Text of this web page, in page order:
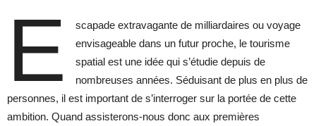
E
scapade extravagante de milliardaires ou voyage
envisageable dans un futur proche, le tourisme
spatial est une idée qui s’étudie depuis de
nombreuses années. Séduisant de plus en plus de
personnes, il est important de s’interroger sur la portée de cette
ambition. Quand assisterons-nous donc aux premières